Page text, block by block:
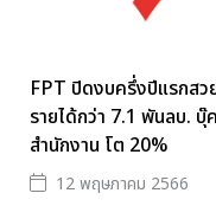
FPT ปิดงบครึ่งปีแรกส
รายได้กว่า 7.1 พันลบ. บุ๊
สำนักงาน โต 20%
12 พฤษภาคม 2566